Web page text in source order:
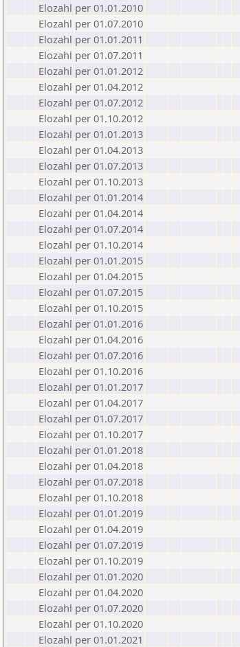
Elozahl per 01.01.2010
Elozahl per 01.07.2010
Elozahl per 01.01.2011
Elozahl per 01.07.2011
Elozahl per 01.01.2012
Elozahl per 01.04.2012
Elozahl per 01.07.2012
Elozahl per 01.10.2012
Elozahl per 01.01.2013
Elozahl per 01.04.2013
Elozahl per 01.07.2013
Elozahl per 01.10.2013
Elozahl per 01.01.2014
Elozahl per 01.04.2014
Elozahl per 01.07.2014
Elozahl per 01.10.2014
Elozahl per 01.01.2015
Elozahl per 01.04.2015
Elozahl per 01.07.2015
Elozahl per 01.10.2015
Elozahl per 01.01.2016
Elozahl per 01.04.2016
Elozahl per 01.07.2016
Elozahl per 01.10.2016
Elozahl per 01.01.2017
Elozahl per 01.04.2017
Elozahl per 01.07.2017
Elozahl per 01.10.2017
Elozahl per 01.01.2018
Elozahl per 01.04.2018
Elozahl per 01.07.2018
Elozahl per 01.10.2018
Elozahl per 01.01.2019
Elozahl per 01.04.2019
Elozahl per 01.07.2019
Elozahl per 01.10.2019
Elozahl per 01.01.2020
Elozahl per 01.04.2020
Elozahl per 01.07.2020
Elozahl per 01.10.2020
Elozahl per 01.01.2021